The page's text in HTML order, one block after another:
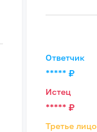
Ответчик
***** ₽
Истец
***** ₽
Третье лицо